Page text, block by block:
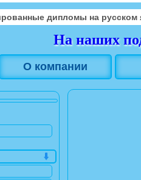
дипломы на русском
На наших
О компании